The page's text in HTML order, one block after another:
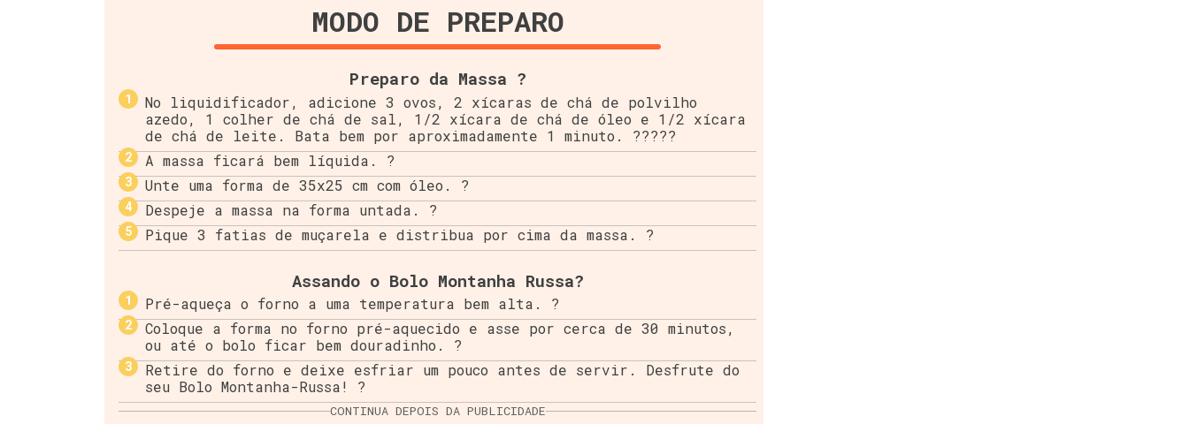
MODO DE PREPARO
Preparo da Massa ?
No liquidificador, adicione 3 ovos, 2 xícaras de chá de polvilho
azedo, 1 colher de chá de sal, 1/2 xícara de chá de óleo e 1/2 xícara
de chá de leite. Bata bem por aproximadamente 1 minuto. ?????
A massa ficará bem líquida. ?
Unte uma forma de 35x25 cm com óleo. ?
Despeje a massa na forma untada. ?
Pique 3 fatias de muçarela e distribua por cima da massa. ?
Assando o Bolo Montanha Russa?
Pré-aqueça o forno a uma temperatura bem alta. ?️
Coloque a forma no forno pré-aquecido e asse por cerca de 30 minutos,
ou até o bolo ficar bem douradinho. ?
Retire do forno e deixe esfriar um pouco antes de servir. Desfrute do
seu Bolo Montanha-Russa! ?
CONTINUA DEPOIS DA PUBLICIDADE